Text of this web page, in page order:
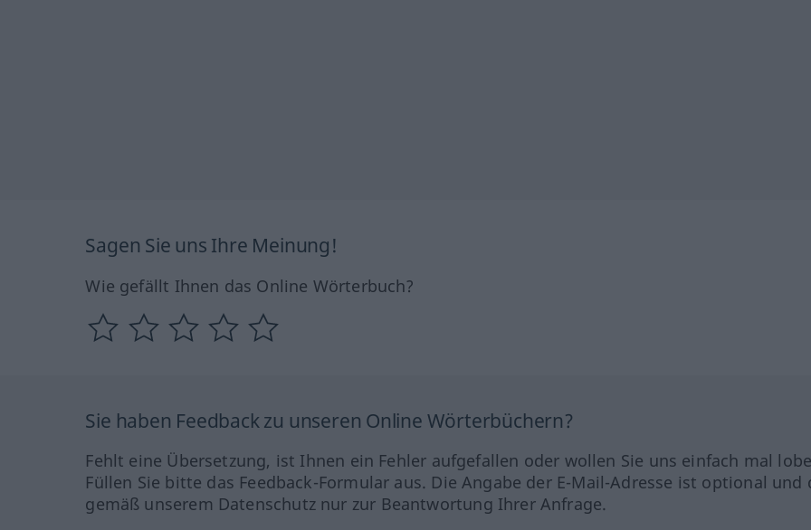
Sagen Sie uns Ihre Meinung!
Wie gefällt Ihnen das Online Wörterbuch?
Sie haben Feedback zu unseren Online Wörterbüchern?
Fehlt eine Übersetzung, ist Ihnen ein Fehler aufgefallen oder wollen Sie uns einfach mal
Füllen Sie bitte das Feedback-Formular aus. Die Angabe der E-Mail-Adresse ist optional und
gemäß unserem Datenschutz nur zur Beantwortung Ihrer Anfrage.